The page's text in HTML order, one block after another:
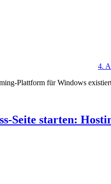
4.
Plattform für Windows
Seite starten: